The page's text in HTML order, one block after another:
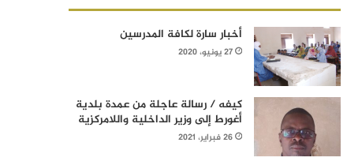
أخبار سارة لكافة المدرسين
27 يونيو، 2020
كيفه / رسالة عاجلة من عمدة بلدية
أغورط إلى وزير الداخلية واللامركزية
26 فبراير، 2021